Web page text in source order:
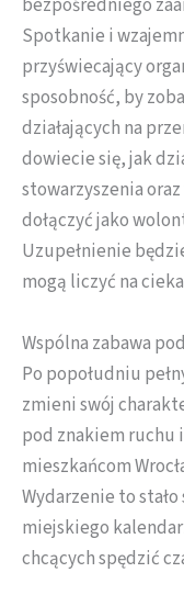
bezpośredniego
Spotkanie i
przyświecający
sposobność, by
działających na
dowiecie się, jak
stowarzyszenia
dołączyć jako
Uzupełnienie
mogą liczyć na
Wspólna zabawa
Po popołudniu
zmieni swój
pod znakiem ruchu
mieszkańcom
Wydarzenie to
miejskiego
chcących spędzić